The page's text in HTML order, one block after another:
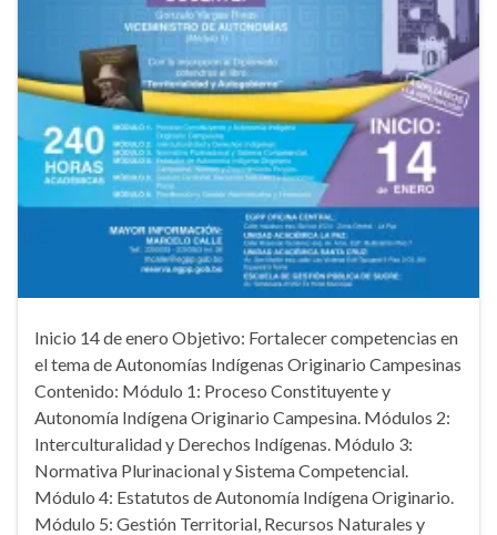
Inicio 14 de enero Objetivo: Fortalecer competencias en
el tema de Autonomías Indígenas Originario Campesinas
Contenido: Módulo 1: Proceso Constituyente y
Autonomía Indígena Originario Campesina. Módulos 2:
Interculturalidad y Derechos Indígenas. Módulo 3:
Normativa Plurinacional y Sistema Competencial.
Módulo 4: Estatutos de Autonomía Indígena Originario.
Módulo 5: Gestión Territorial, Recursos Naturales y